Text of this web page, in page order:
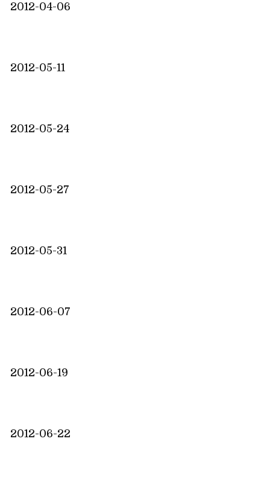
2012-04-06
2012-05-11
2012-05-24
2012-05-27
2012-05-31
2012-06-07
2012-06-19
2012-06-22